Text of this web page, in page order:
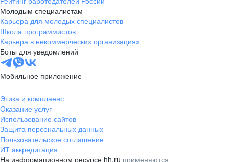
Молодым специалистам
Карьера для молодых специалистов
Школа программистов
Карьера в некоммерческих организациях
Боты для уведомлений
Мобильное приложение
Этика и комплаенс
Оказание услуг
Использование сайтов
Защита персональных данных
Пользовательское соглашение
ИТ аккредитация
На информационном ресурсе hh.ru применяются